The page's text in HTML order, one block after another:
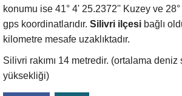
konumu ise 41° 4' 25.2372'' Kuzey ve
gps koordinatlarıdır. Silivri ilçesi bağlı
kilometre mesafe uzaklıktadır.
Silivri rakımı 14 metredir. (ortalama
yüksekliği)